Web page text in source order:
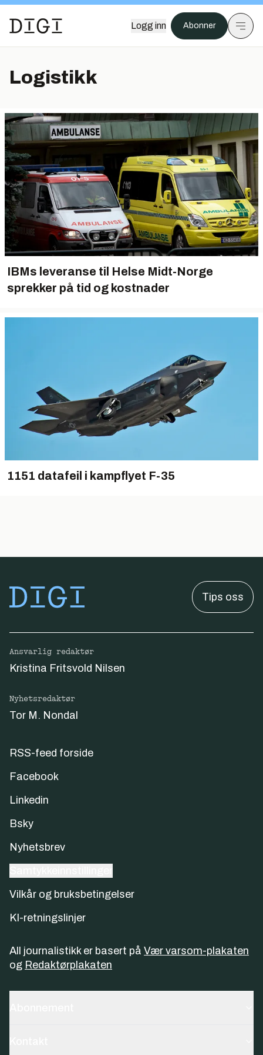
Logg inn Abonner
Logistikk
IBMs leveranse til Helse Midt-Norge
sprekker på tid og kostnader
1151 datafeil i kampflyet F-35
Tips oss
Ansvarlig redaktør
Kristina Fritsvold Nilsen
Nyhetsredaktør
Tor M. Nondal
RSS-feed forside
Facebook
Linkedin
Bsky
Nyhetsbrev
Vilkår og bruksbetingelser
KI-retningslinjer
All journalistikk er basert på Vær varsom-plakaten
og Redaktørplakaten